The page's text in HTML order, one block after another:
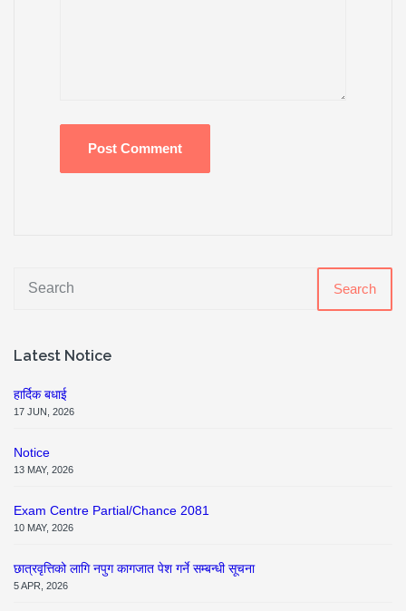
Search
Latest Notice
हार्दिक बधाई
17 JUN, 2026
Notice
13 MAY, 2026
Exam Centre Partial/Chance 2081
10 MAY, 2026
छात्रवृत्तिको लागि नपुग कागजात पेश गर्ने सम्बन्धी सूचना
5 APR, 2026